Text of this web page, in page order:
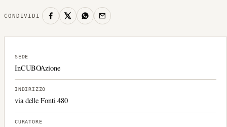
CONDIVIDI
SEDE
InCUBOAzione
INDIRIZZO
via delle Fonti 480
CURATORE